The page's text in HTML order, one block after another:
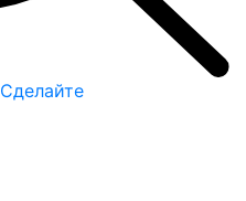
Сделайте